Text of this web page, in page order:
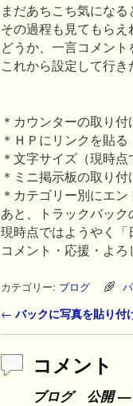
まだあちこち気になる
その過程も見てもらえ
どうか、一言コメント
これから設定して行き
＊カウンターの取り付
＊ＨＰにリンクを貼る
＊文字サイズ（現時
＊ミニ掲示板の取り付
＊カテゴリー別にエ
あと、トラックバック
現時点ではようやく「
コメント・応援・よろ
カテゴリー: ブログ
投稿ナビゲーション
← バックに写真を貼り付
コメント
ブログ 公開—